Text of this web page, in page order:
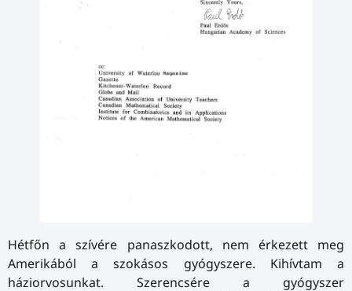
Hétfőn a szívére panaszkodott, nem érkezett meg
Amerikából a szokásos gyógyszere. Kihívtam a
háziorvosunkat. Szerencsére a gyógyszer